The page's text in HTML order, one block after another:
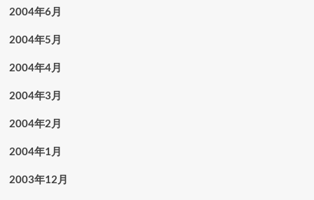
2004年6月
2004年5月
2004年4月
2004年3月
2004年2月
2004年1月
2003年12月